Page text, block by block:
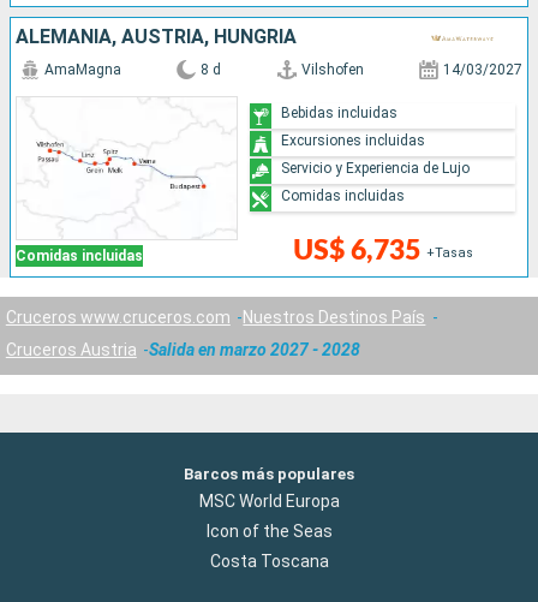
ALEMANIA, AUSTRIA, HUNGRÍA
Comidas incluidas
AmaMagna 8 d Vilshofen 14/03/2027
US$ 6,735 +Tasas
Bebidas incluidas
Excursiones incluidas
Servicio y Experiencia de Lujo
Comidas incluidas
Cruceros www.cruceros.com
Nuestros Destinos País
Cruceros Austria
Salida en marzo 2027 - 2028
Barcos más populares
MSC World Europa
Icon of the Seas
Costa Toscana